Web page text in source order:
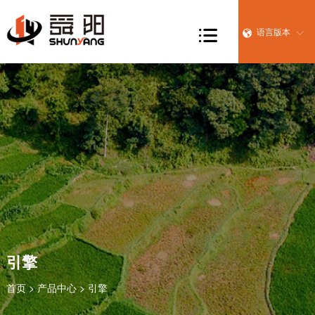
 语言版本 

引擎
首页>产品中心> 引擎